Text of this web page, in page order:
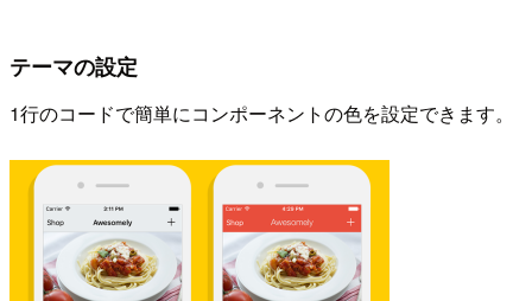
テーマの設定
1行のコードで簡単にコンポーネントの色を設定できます。